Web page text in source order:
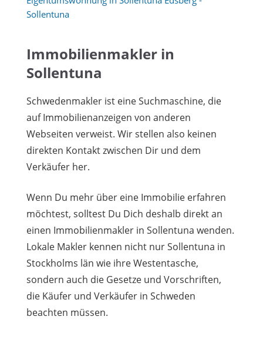
Sollentuna
Immobilienmakler in
Sollentuna
Schwedenmakler ist eine Suchmaschine, die
auf Immobilienanzeigen von anderen
Webseiten verweist. Wir stellen also keinen
direkten Kontakt zwischen Dir und dem
Verkäufer her.
Wenn Du mehr über eine Immobilie erfahren
möchtest, solltest Du Dich deshalb direkt an
einen Immobilienmakler in Sollentuna wenden.
Lokale Makler kennen nicht nur Sollentuna in
Stockholms län wie ihre Westentasche,
sondern auch die Gesetze und Vorschriften,
die Käufer und Verkäufer in Schweden
beachten müssen.